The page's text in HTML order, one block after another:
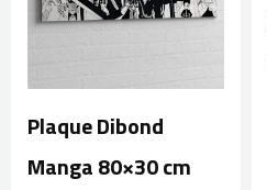
Plaque Dibond
Manga 80×30 cm